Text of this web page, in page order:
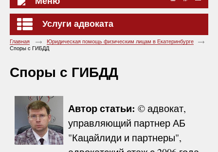
Услуги адвоката
Главная
Юридическая помощь физическим лицам в Екатеринбурге
Споры с ГИБДД
Споры с ГИБДД
Автор статьи: © адвокат,
управляющий партнер АБ
"Кацайлиди и партнеры",